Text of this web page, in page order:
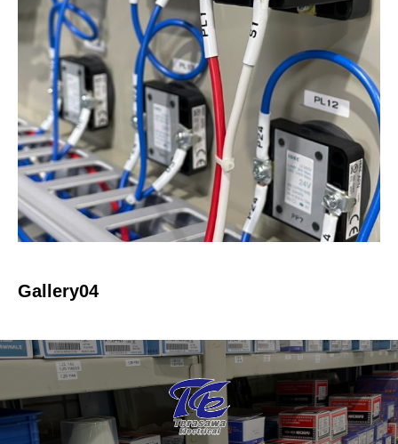
Gallery04